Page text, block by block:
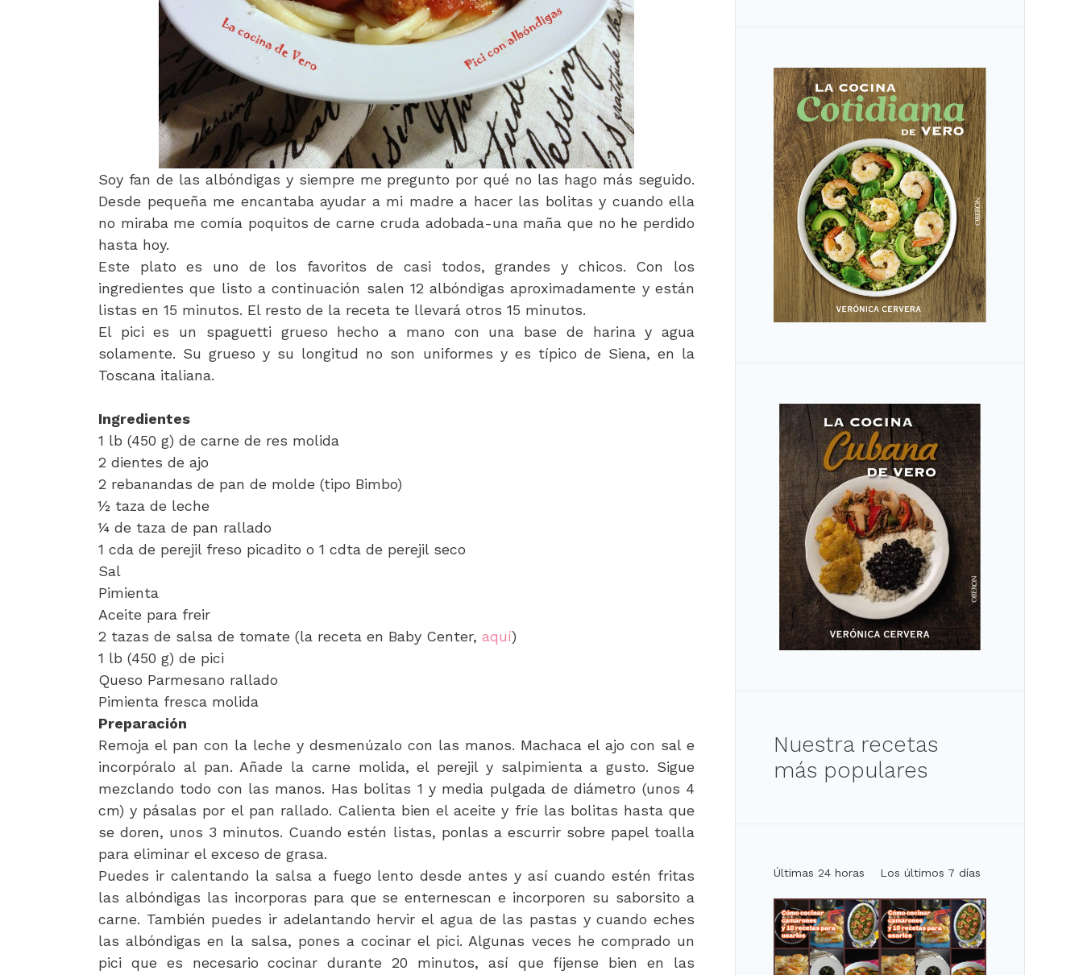
Soy fan de las albóndigas y siempre me pregunto por qué no las hago más seguido.
Desde pequeña me encantaba ayudar a mi madre a hacer las bolitas y cuando ella
no miraba me comía poquitos de carne cruda adobada-una maña que no he perdido
hasta hoy.
Este plato es uno de los favoritos de casi todos, grandes y chicos. Con los
ingredientes que listo a continuación salen 12 albóndigas aproximadamente y están
listas en 15 minutos. El resto de la receta te llevará otros 15 minutos.
El pici es un spaguetti grueso hecho a mano con una base de harina y agua
solamente. Su grueso y su longitud no son uniformes y es típico de Siena, en la
Toscana italiana.
Ingredientes
1 lb (450 g) de carne de res molida
2 dientes de ajo
2 rebanandas de pan de molde (tipo Bimbo)
½ taza de leche
¼ de taza de pan rallado
1 cda de perejil freso picadito o 1 cdta de perejil seco
Sal
Pimienta
Aceite para freir
2 tazas de salsa de tomate (la receta en Baby Center, aquí)
1 lb (450 g) de pici
Queso Parmesano rallado
Pimienta fresca molida
Preparación
Remoja el pan con la leche y desmenúzalo con las manos. Machaca el ajo con sal e
incorpóralo al pan. Añade la carne molida, el perejil y salpimienta a gusto. Sigue
mezclando todo con las manos. Has bolitas 1 y media pulgada de diámetro (unos 4
cm) y pásalas por el pan rallado. Calienta bien el aceite y fríe las bolitas hasta que
se doren, unos 3 minutos. Cuando estén listas, ponlas a escurrir sobre papel toalla
para eliminar el exceso de grasa.
Puedes ir calentando la salsa a fuego lento desde antes y así cuando estén fritas
las albóndigas las incorporas para que se enternescan e incorporen su saborsito a
carne. También puedes ir adelantando hervir el agua de las pastas y cuando eches
las albóndigas en la salsa, pones a cocinar el pici. Algunas veces he comprado un
pici que es necesario cocinar durante 20 minutos, así que fíjense bien en las
Nuestra recetas
más populares
Últimas 24 horas Los últimos 7 días